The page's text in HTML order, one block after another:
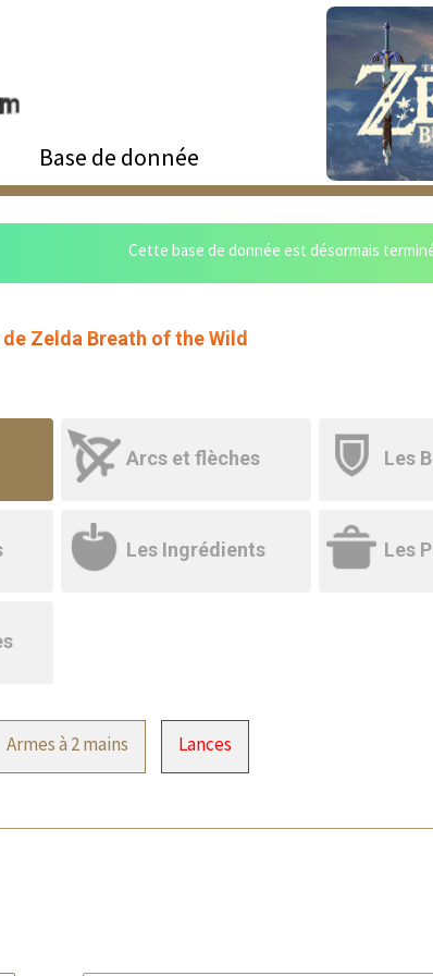
Base de donnée
Cette base de donnée est désormais
Zelda Breath of the Wild
Arcs et flèches Les
Les Ingrédients Les
Armes à 2 mains Lances